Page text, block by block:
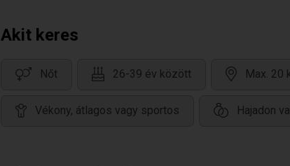
Akit keres
Nőt 26-39 év között Max. 20
Vékony, átlagos vagy sportos Hajadon